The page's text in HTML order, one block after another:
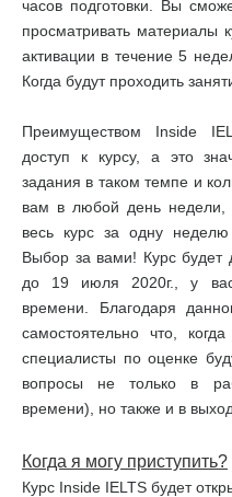
часов подготовки. Вы
просматривать
активации в течение 5
Когда будут проходить
Преимуществом Inside
доступ к курсу, а это
задания в таком темпе и
вам в любой день недели,
весь курс за одну
Выбор за вами! Курс будет
до 19 июля 2020г., у вас
времени. Благодаря
самостоятельно что,
специалисты по оценке
вопросы не только в
времени), но также и в
Когда я могу приступить?
Курс Inside IELTS будет